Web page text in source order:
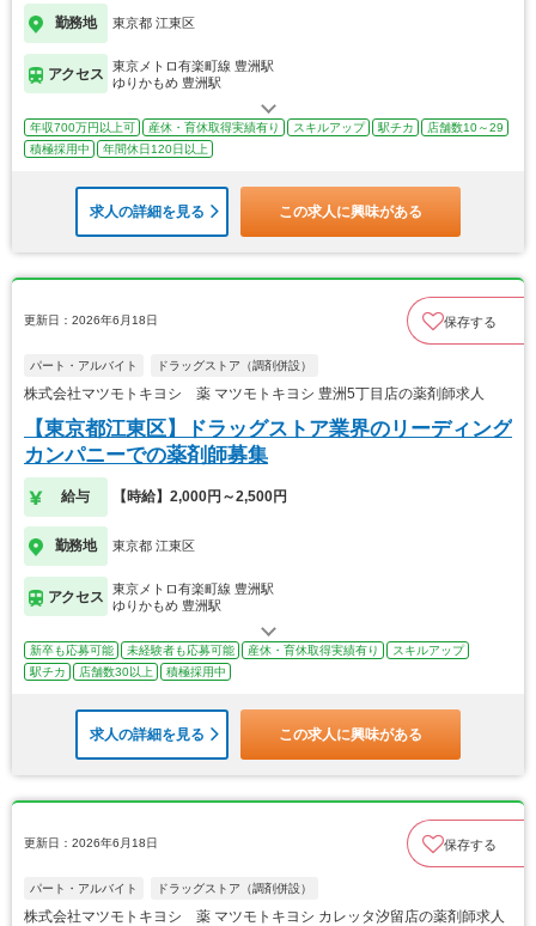
勤務地 東京都 江東区
アクセス
東京メトロ有楽町線 豊洲駅
ゆりかもめ 豊洲駅
年収700万円以上可 産休・育休取得実績有り スキルアップ 駅チカ
店舗数10～29
積極採用中
年間休日120日以上
求人の詳細を見る この求人に興味がある
更新日：2026年6月18日 保存する
パート・アルバイト ドラッグストア（調剤併設）
株式会社マツモトキヨシ 薬 マツモトキヨシ 豊洲5丁目店の薬剤師求人
【東京都江東区】ドラッグストア業界のリーディング
カンパニーでの薬剤師募集
給与 【時給】2,000円～2,500円
勤務地 東京都 江東区
アクセス
東京メトロ有楽町線 豊洲駅
ゆりかもめ 豊洲駅
新卒も応募可能 未経験者も応募可能 産休・育休取得実績有り
スキルアップ
駅チカ
店舗数30以上 積極採用中
求人の詳細を見る この求人に興味がある
更新日：2026年6月18日 保存する
パート・アルバイト ドラッグストア（調剤併設）
株式会社マツモトキヨシ 薬 マツモトキヨシ カレッタ汐留店の薬剤師求人